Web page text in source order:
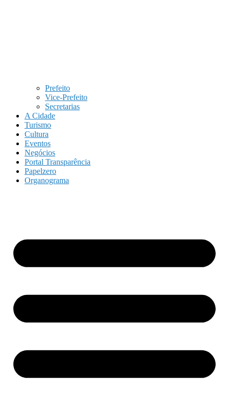
Prefeito
Vice-Prefeito
Secretarias
A Cidade
Turismo
Cultura
Eventos
Negócios
Portal Transparência
Papelzero
Organograma